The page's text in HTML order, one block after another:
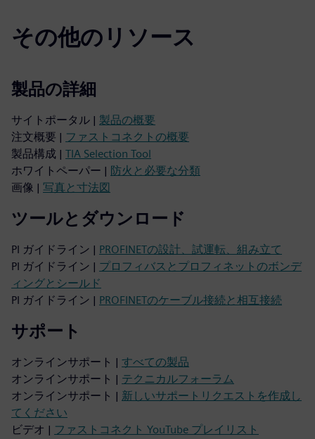
その他のリソース
製品の詳細
サイトポータル | 製品の概要
注文概要 | ファストコネクトの概要
製品構成 | TIA Selection Tool
ホワイトペーパー | 防火と必要な分類
画像 | 写真と寸法図
ツールとダウンロード
PI ガイドライン | PROFINETの設計、試運転、組み立て
PI ガイドライン | プロフィバスとプロフィネットのボンデ
ィングとシールド
PI ガイドライン | PROFINETのケーブル接続と相互接続
サポート
オンラインサポート | すべての製品
オンラインサポート | テクニカルフォーラム
オンラインサポート | 新しいサポートリクエストを作成し
てください
ビデオ | ファストコネクト YouTube プレイリスト